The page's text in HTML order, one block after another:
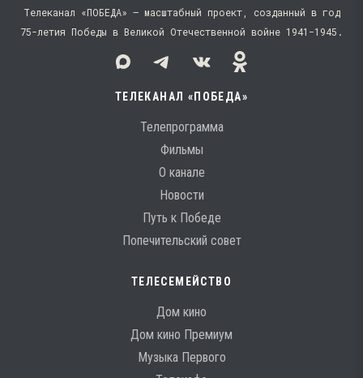
Телеканал «ПОБЕДА» — масштабный проект, созданный в год
75-летия Победы в Великой Отечественной войне 1941−1945.
ТЕЛЕКАНАЛ «ПОБЕДА»
Телепрограмма
Фильмы
О канале
Новости
Путь к Победе
Попечительский совет
ТЕЛЕСЕМЕЙСТВО
Дом кино
Дом кино Премиум
Музыка Первого